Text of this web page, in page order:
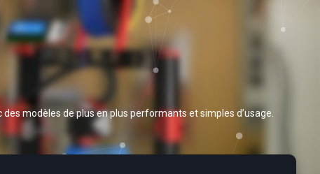
modèles de plus en plus performants et simples d’usage.